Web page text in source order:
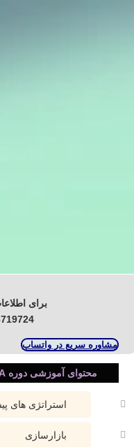
برای
مشاوره سریع در واتساپ
محتوای آموزشی دوره DBA مدیریت دیجیتال مارکتینگ
استراتژی های
بازارسازی